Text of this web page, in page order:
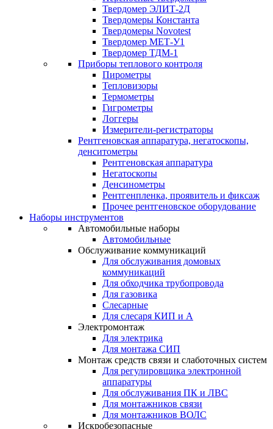
Твердомер ЭЛИТ-2Д
Твердомеры Константа
Твердомеры Novotest
Твердомер МЕТ-У1
Твердомер ТДМ-1
Приборы теплового контроля
Пирометры
Тепловизоры
Термометры
Гигрометры
Логгеры
Измерители-регистраторы
Рентгеновская аппаратура, негатоскопы,
денситометры
Рентгеновская аппаратура
Негатоскопы
Денсинометры
Рентгенпленка, проявитель и фиксаж
Прочее рентгеновское оборудование
Наборы инструментов
Автомобильные наборы
Автомобильные
Обслуживание коммуникаций
Для обслуживания домовых
коммуникаций
Для обходчика трубопровода
Для газовика
Слесарные
Для слесаря КИП и А
Электромонтаж
Для электрика
Для монтажа СИП
Монтаж средств связи и слаботочных систем
Для регулировщика электронной
аппаратуры
Для обслуживания ПК и ЛВС
Для монтажников связи
Для монтажников ВОЛС
Искробезопасные